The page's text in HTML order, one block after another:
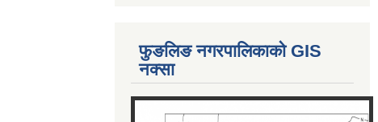
फुङलिङ नगरपालिकाको GIS
नक्सा